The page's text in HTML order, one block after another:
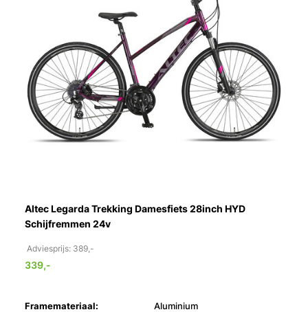
Altec Legarda Trekking Damesfiets 28inch HYD
Schijfremmen 24v
Adviesprijs: 389,-
339,-
Framemateriaal:
Aluminium